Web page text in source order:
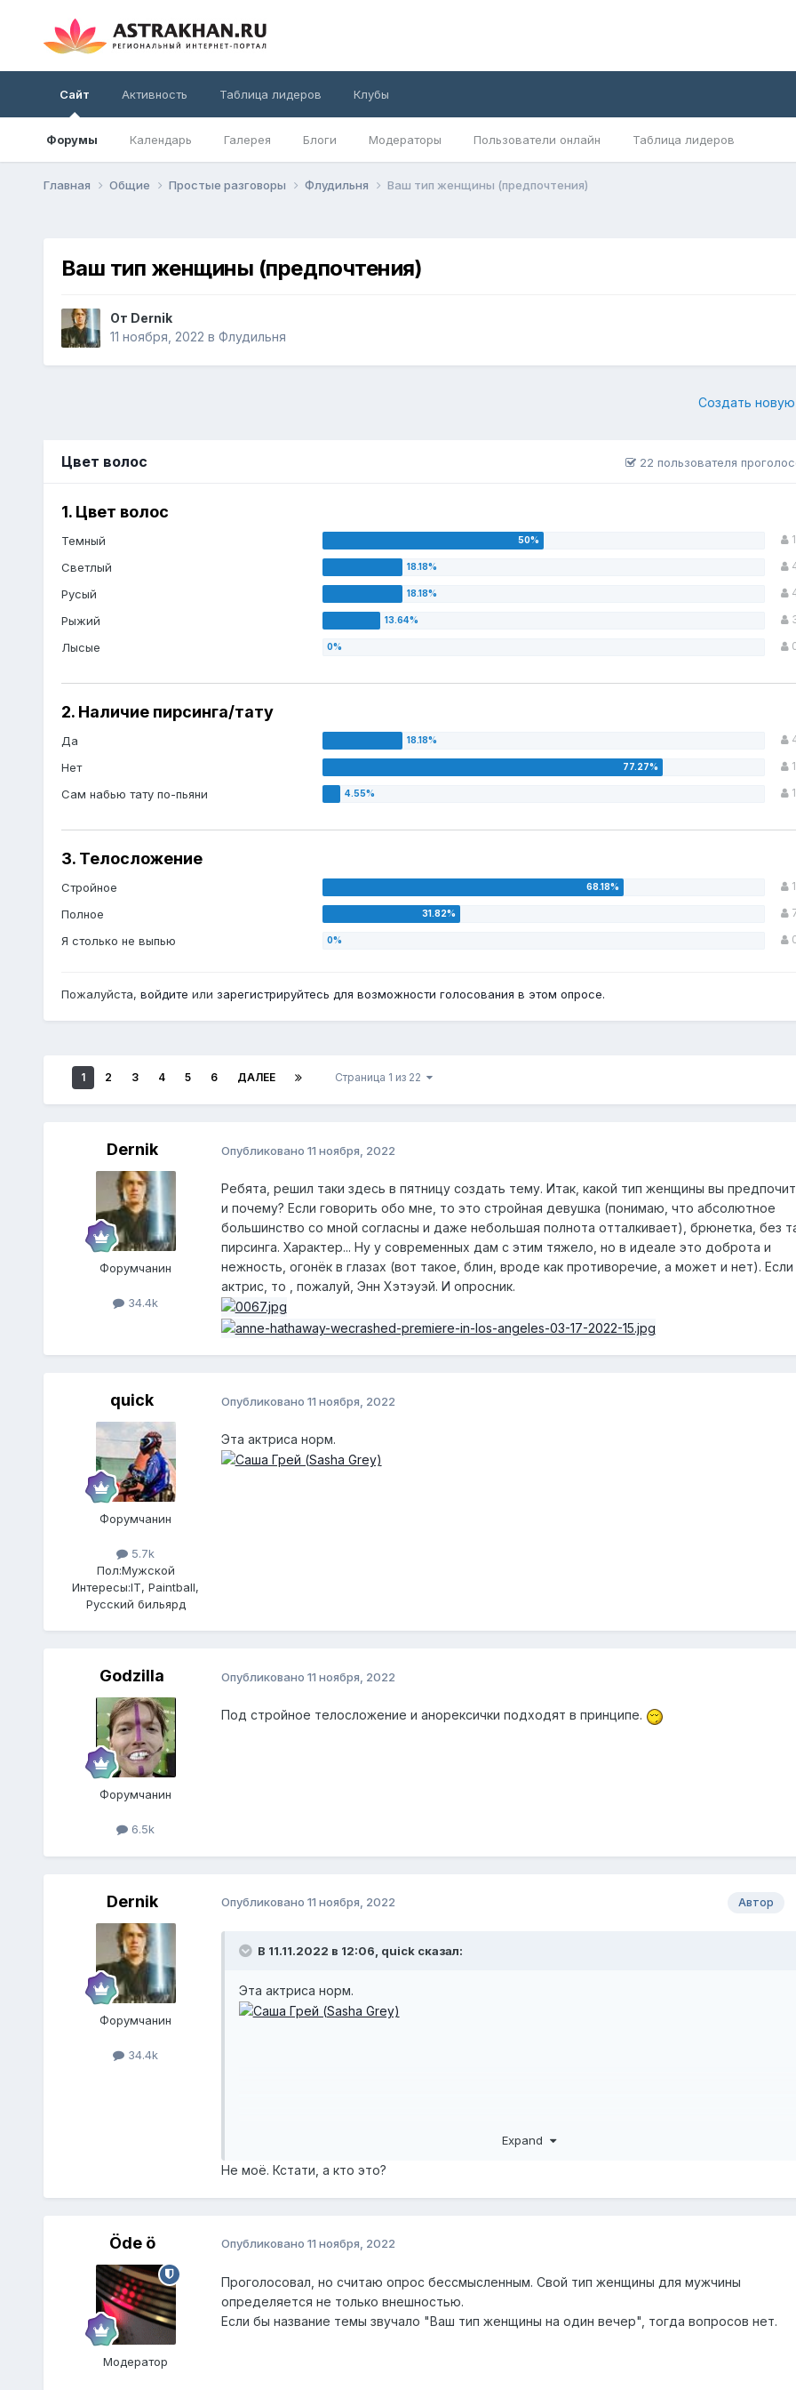
Сайт
Форумы Календарь Галерея Блоги Модераторы Пользователи онлайн Таблица лидеров
Активность Таблица лидеров Клубы
Главная Общие Простые разговоры Флудильня Ваш тип женщины (предпочтения)
Ваш тип женщины (предпочтения)
От Dernik
11 ноября, 2022 в Флудильня
Создать
Цвет волос 22 пользователя
1. Цвет волос
Темный
Светлый
Русый
Рыжий
Лысые
2. Наличие пирсинга/тату
Да
Нет
Сам набью тату по-пьяни 1
3. Телосложение
Стройное
Полное
Я столько не выпью
Пожалуйста, войдите или зарегистрируйтесь для возможности голосования в этом опросе.
1 2 3 4 5 6 ДАЛЕЕ Страница 1 из 22
Dernik
Форумчанин
34.4k
Опубликовано 11 ноября, 2022
Ребята, решил таки здесь в пятницу создать тему. Итак, какой тип женщины вы
и почему? Если говорить обо мне, то это стройная девушка (понимаю, что абсолютное
большинство со мной согласны и даже небольшая полнота отталкивает), брюнетка, без
пирсинга. Характер... Ну у современных дам с этим тяжело, но в идеале это доброта и
нежность, огонёк в глазах (вот такое, блин, вроде как противоречие, а может и нет). Если
актрис, то , пожалуй, Энн Хэтэуэй. И опросник.
quick
Форумчанин
5.7k
Пол:Мужской
Интересы:IT, Paintball,
Русский бильярд
Опубликовано 11 ноября, 2022
Эта актриса норм.
Godzilla
Форумчанин
6.5k
Опубликовано 11 ноября, 2022
Под стройное телосложение и анорексички подходят в принципе.
Dernik
Форумчанин
34.4k
Автор
Опубликовано 11 ноября, 2022
В 11.11.2022 в 12:06, quickсказал:
Эта актриса норм.
Expand
Не моё. Кстати, а кто это?
Öde ö
Модератор
Опубликовано 11 ноября, 2022
Проголосовал, но считаю опрос бессмысленным. Свой тип женщины для мужчины
определяется не только внешностью.
Если бы название темы звучало "Ваш тип женщины на один вечер", тогда вопросов нет.